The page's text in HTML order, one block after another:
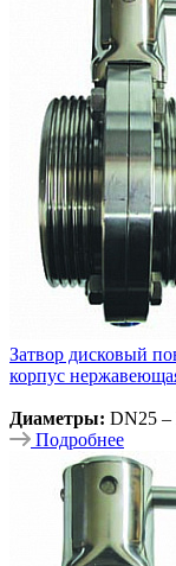
Затвор дисковый
корпус
Диаметры: DN25 –
Подробнее